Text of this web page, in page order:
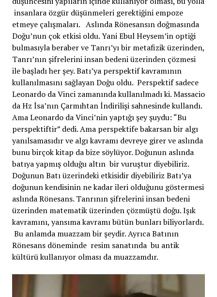
insanlara özgür düşünmeleri gerektiğini empoze
etmeye çalışmaları. Aslında Rönesansın doğmasında
Doğu’nun çok etkisi oldu. Yani Ebul Heysem’in optiği
bulmasıyla beraber ve Tanrı’yı bir metafizik üzerinden,
Tanrı’nın şifrelerini insan bedeni üzerinden çözmesi
ile başladı her şey. Batı’ya perspektif kavramının
kullanılmasını sağlayan Doğu oldu. Perspektif sadece
Leonardo da Vinci zamanında kullanılmadı ki. Massacio
da Hz İsa’nın Çarmıhtan İndirilişi sahnesinde kullandı.
Ama Leonardo da Vinci’nin yaptığı şey şuydu: “Bu
perspektiftir” dedi. Ama perspektife bakarsan bir algı
yanılsamasıdır ve algı kavramı devreye girer ve aslında
bunu birçok kitap da bize söylüyor. Doğunun aslında
batıya yapmış olduğu altın bir vuruştur diyebiliriz.
Doğunun Batı üzerindeki etkisidir diyebiliriz Batı’ya
doğunun kendisinin ne kadar ileri olduğunu göstermesi
aslında Rönesans. Tanrının şifrelerini insan bedeni
üzerinden matematik üzerinden çözmüştü doğu. Işık
kavramını, yansıma kavramı bütün bunları biliyorlardı.
Bu anlamda muazzam bir şeydir. Ayrıca Batının
Rönesans döneminde resim sanatında bu antik
kültürü kullanıyor olması da muazzamdır.